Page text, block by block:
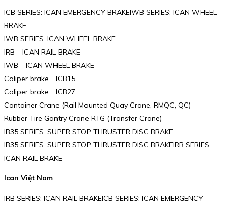
ICB SERIES: ICAN EMERGENCY BRAKEIWB SERIES: ICAN WHEEL
BRAKE
IWB SERIES: ICAN WHEEL BRAKE
IRB – ICAN RAIL BRAKE
IWB – ICAN WHEEL BRAKE
Caliper brake ICB15
Caliper brake ICB27
Container Crane (Rail Mounted Quay Crane, RMQC, QC)
Rubber Tire Gantry Crane RTG (Transfer Crane)
IB35 SERIES: SUPER STOP THRUSTER DISC BRAKE
IB35 SERIES: SUPER STOP THRUSTER DISC BRAKEIRB SERIES:
ICAN RAIL BRAKE
Ican Việt Nam
IRB SERIES: ICAN RAIL BRAKEICB SERIES: ICAN EMERGENCY